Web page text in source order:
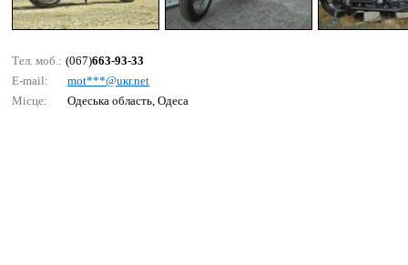
Тел. моб.: (067)663-93-33
E-mail:
mоt***@uкr.nеt
Місце:
Одеська область, Одеса